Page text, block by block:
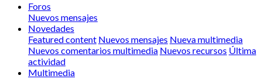
Foros
Nuevos mensajes
Novedades
Featured content Nuevos mensajes Nueva multimedia
Nuevos comentarios multimedia Nuevos recursos Última
actividad
Multimedia